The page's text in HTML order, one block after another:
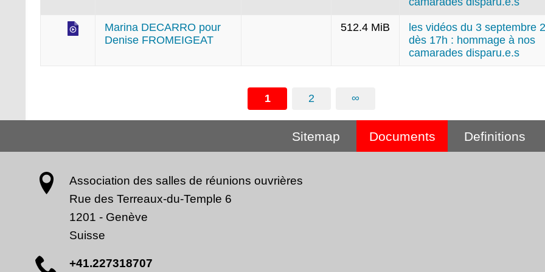
Marina DECARRO pour
Denise FROMEIGEAT
512.4 MiB
les vidéos du 3 septembre
dès 17h : hommage à nos
camarades disparu.e.s
1 2 ∞
Sitemap Documents Definitions
Association des salles de réunions ouvrières
Rue des Terreaux-du-Temple 6
1201 - Genève
Suisse
+41.227318707